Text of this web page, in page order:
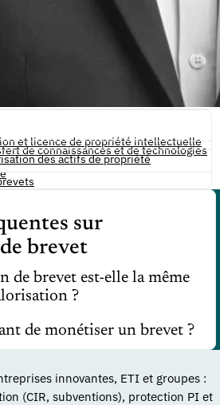
et licence de propriété intellectuelle
de connaissances et de technologies
des actifs de propriété
sur
brevet
de brevet est-elle la même
?
de monétiser un brevet ?
innovantes, ETI et groupes :
(CIR, subventions), protection PI et